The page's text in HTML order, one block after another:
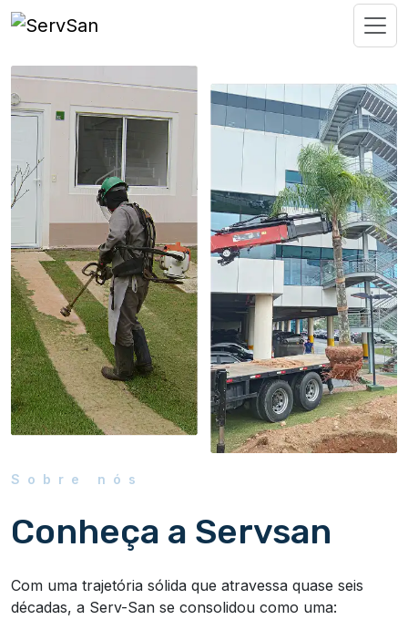
Sobre nós
Conheça a Servsan
Com uma trajetória sólida que atravessa quase seis
décadas, a Serv-San se consolidou como uma: